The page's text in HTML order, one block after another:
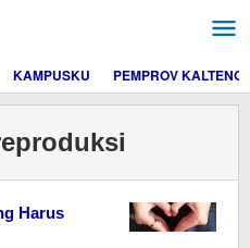
KAMPUSKU PEMPROV KALTENG
Harus